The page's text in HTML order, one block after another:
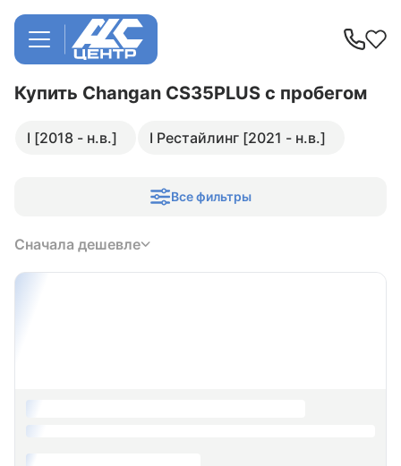
Купить Changan CS35PLUS с пробегом
I [2018 - н.в.] I Рестайлинг [2021 - н.в.]
Все фильтры
Сначала дешевле